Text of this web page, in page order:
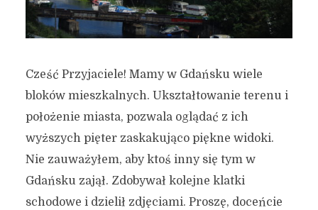
Cześć Przyjaciele! Mamy w Gdańsku wiele
bloków mieszkalnych. Ukształtowanie terenu i
położenie miasta, pozwala oglądać z ich
wyższych pięter zaskakująco piękne widoki.
Nie zauważyłem, aby ktoś inny się tym w
Gdańsku zajął. Zdobywał kolejne klatki
schodowe i dzielił zdjęciami. Proszę, doceńcie